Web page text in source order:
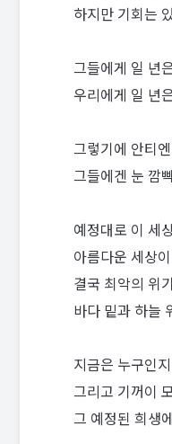
하지만 기회는
그들에게 일 년
우리에게 일 년
그렇기에 안티
그들에겐 눈 깜
예정대로 이 세
아름다운 세상
결국 최악의 위
바다 밑과 하늘
지금은 누구인
그리고 기꺼이
그 예정된 희생